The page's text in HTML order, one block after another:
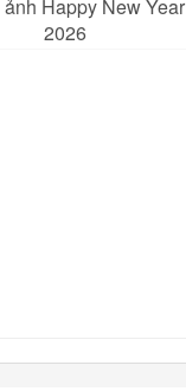
Happy New Year
2026